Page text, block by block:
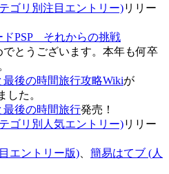
ゴリ別注目エントリー)リリー
ドPSP それからの挑戦
とうございます。本年も何卒
最後の時間旅行攻略Wikiが
した。
最後の時間旅行発売！
ゴリ別人気エントリー)リリー
エントリー版)
簡易はてブ (人